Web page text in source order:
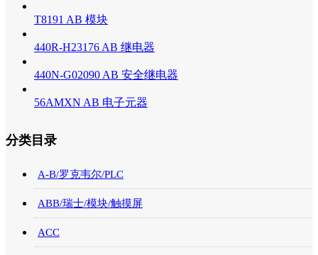
T8191 AB 模块
440R-H23176 AB 继电器
440N-G02090 AB 安全继电器
56AMXN AB 电子元器
分类目录
A-B/罗克韦尔/PLC
ABB/瑞士/模块/触摸屏
ACC